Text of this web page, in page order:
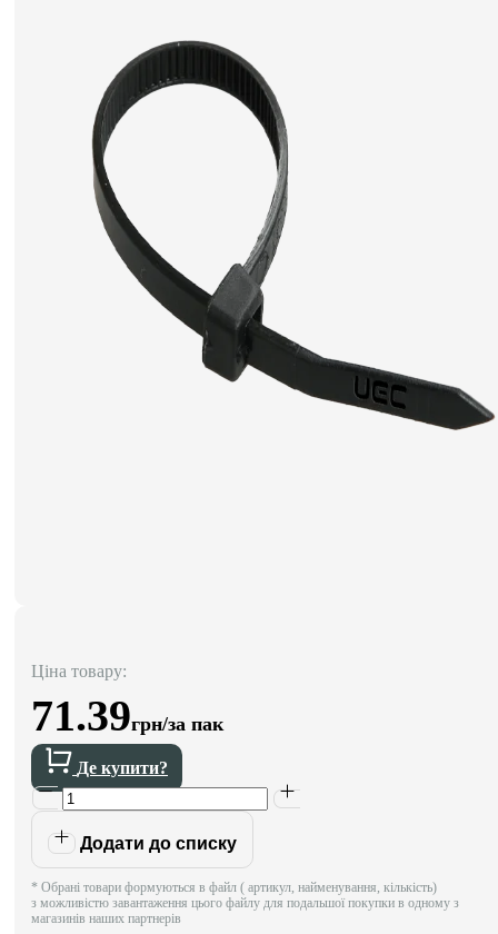
Ціна товару:
71.39грн/за пак
Де купити?
Додати до списку
* Обрані товари формуються в файл ( артикул, найменування, кількість)
з можливістю завантаження цього файлу для подальшої покупки в одному з
магазинів наших партнерів